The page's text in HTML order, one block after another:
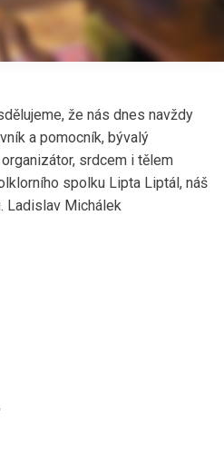
že nás dnes navždy
a pomocník, bývalý
srdcem i tělem
spolku Lipta Liptál, náš
Ladislav Michálek